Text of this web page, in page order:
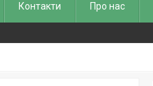
Контакти Про нас